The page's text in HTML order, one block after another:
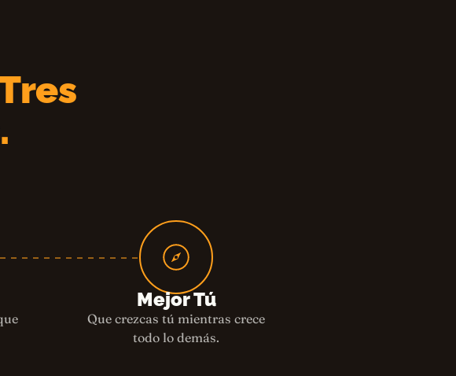
Mejor Tú
Que crezcas tú mientras crece
todo lo demás.